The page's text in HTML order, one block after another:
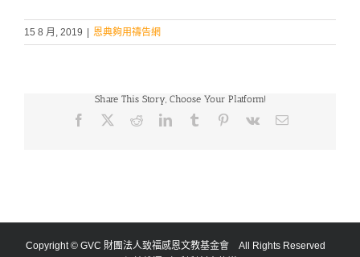
15 8 月, 2019 恩典夠用禱告網
Share This Story, Choose Your Platform!
Facebook RedditLinkedInTumblr Pinterest
Vk Email:
Copyright © GVC 財團法人致福感恩文教基金會 All Rights Reserved